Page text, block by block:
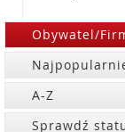
Obywatel/
A-Z
Sprawdź